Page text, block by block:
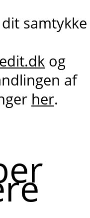
samtykke
og
af
her.